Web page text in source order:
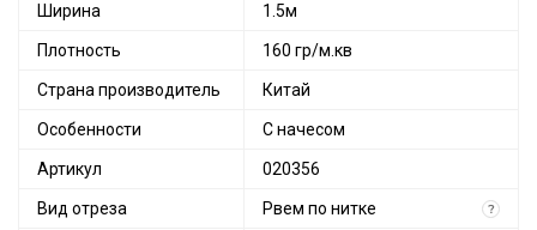
Ширина 1.5м
Плотность 160 гр/м.кв
Страна производитель Китай
Особенности С начесом
Артикул 020356
Вид отреза Рвем по нитке ?